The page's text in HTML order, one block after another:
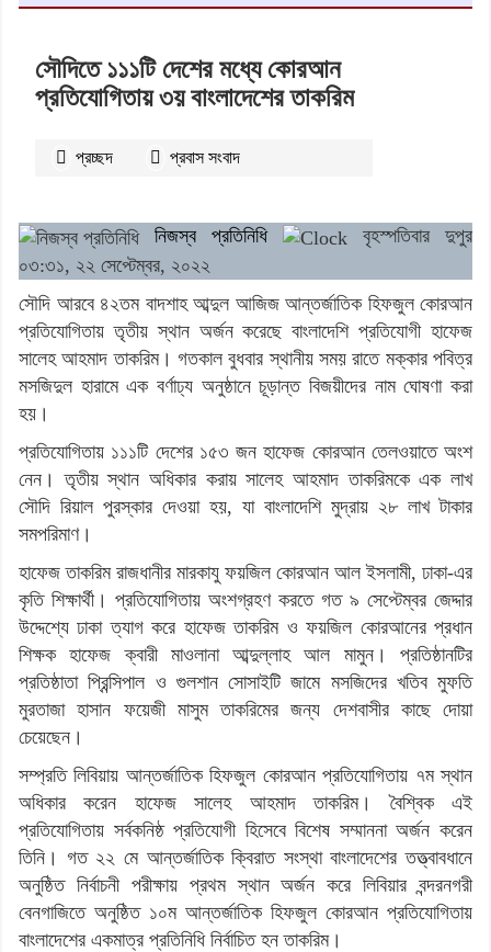
সৌদিতে ১১১টি দেশের মধ্যে কোরআন
প্রতিযোগিতায় ৩য় বাংলাদেশের তাকরিম
প্রচ্ছদ প্রবাস সংবাদ
নিজস্ব প্রতিনিধি
বৃহস্পতিবার দুপুর
০৩:৩১, ২২ সেপ্টেম্বর, ২০২২
সৌদি আরবে ৪২তম বাদশাহ আব্দুল আজিজ আন্তর্জাতিক হিফজুল কোরআন
প্রতিযোগিতায় তৃতীয় স্থান অর্জন করেছে বাংলাদেশি প্রতিযোগী হাফেজ
সালেহ আহমাদ তাকরিম। গতকাল বুধবার স্থানীয় সময় রাতে মক্কার পবিত্র
মসজিদুল হারামে এক বর্ণাঢ্য অনুষ্ঠানে চূড়ান্ত বিজয়ীদের নাম ঘোষণা করা
হয়।
প্রতিযোগিতায় ১১১টি দেশের ১৫৩ জন হাফেজ কোরআন তেলওয়াতে অংশ
নেন। তৃতীয় স্থান অধিকার করায় সালেহ আহমাদ তাকরিমকে এক লাখ
সৌদি রিয়াল পুরস্কার দেওয়া হয়, যা বাংলাদেশি মুদ্রায় ২৮ লাখ টাকার
সমপরিমাণ।
হাফেজ তাকরিম রাজধানীর মারকাযু ফয়জিল কোরআন আল ইসলামী, ঢাকা-এর
কৃতি শিক্ষার্থী। প্রতিযোগিতায় অংশগ্রহণ করতে গত ৯ সেপ্টেম্বর জেদ্দার
উদ্দেশ্যে ঢাকা ত্যাগ করে হাফেজ তাকরিম ও ফয়জিল কোরআনের প্রধান
শিক্ষক হাফেজ ক্বারী মাওলানা আব্দুল্লাহ আল মামুন। প্রতিষ্ঠানটির
প্রতিষ্ঠাতা প্রিন্সিপাল ও গুলশান সোসাইটি জামে মসজিদের খতিব মুফতি
মুরতাজা হাসান ফয়েজী মাসুম তাকরিমের জন্য দেশবাসীর কাছে দোয়া
চেয়েছেন।
সম্প্রতি লিবিয়ায় আন্তর্জাতিক হিফজুল কোরআন প্রতিযোগিতায় ৭ম স্থান
অধিকার করেন হাফেজ সালেহ আহমাদ তাকরিম। বৈশ্বিক এই
প্রতিযোগিতায় সর্বকনিষ্ঠ প্রতিযোগী হিসেবে বিশেষ সম্মাননা অর্জন করেন
তিনি। গত ২২ মে আন্তর্জাতিক ক্বিরাত সংস্থা বাংলাদেশের তত্ত্বাবধানে
অনুষ্ঠিত নির্বাচনী পরীক্ষায় প্রথম স্থান অর্জন করে লিবিয়ার বন্দরনগরী
বেনগাজিতে অনুষ্ঠিত ১০ম আন্তর্জাতিক হিফজুল কোরআন প্রতিযোগিতায়
বাংলাদেশের একমাত্র প্রতিনিধি নির্বাচিত হন তাকরিম।